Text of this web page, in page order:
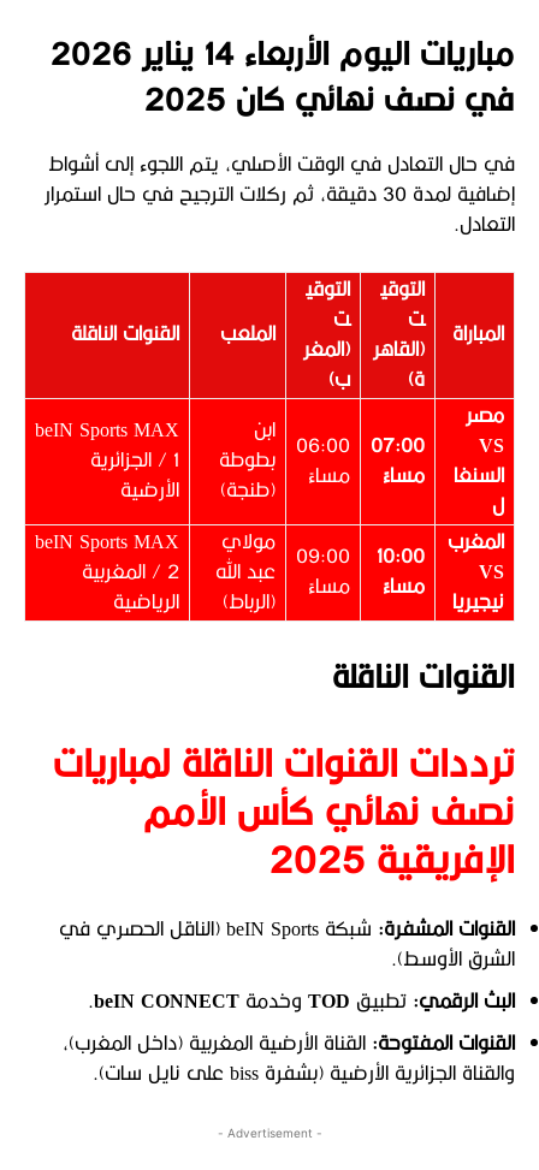
مباريات اليوم الأربعاء 14 يناير 2026
في نصف نهائي كان 2025
في حال التعادل في الوقت الأصلي، يتم اللجوء إلى أشواط
إضافية لمدة 30 دقيقة، ثم ركلات الترجيح في حال استمرار
التعادل.
المباراة
التوقي
ت
(القاهر
ة)
التوقي
ت
(المغر
ب)
الملعب القنوات الناقلة
مصر
VS
السنغا
ل
07:00
مساءً
06:00
مساءً
ابن
بطوطة
(طنجة)
beIN Sports MAX
1 / الجزائرية
الأرضية
المغرب
VS
نيجيريا
10:00
مساءً
09:00
مساءً
مولاي
عبد الله
(الرباط)
beIN Sports MAX
2 / المغربية
الرياضية
القنوات الناقلة
ترددات القنوات الناقلة لمباريات
نصف نهائي كأس الأمم
الإفريقية 2025
القنوات المشفرة:
شبكة beIN Sports (الناقل الحصري في
الشرق الأوسط).
البث الرقمي: تطبيق TOD وخدمة beIN CONNECT
.
القنوات المفتوحة: القناة الأرضية المغربية (داخل المغرب)،
والقناة الجزائرية الأرضية (بشفرة biss على نايل سات).
- Advertisement -